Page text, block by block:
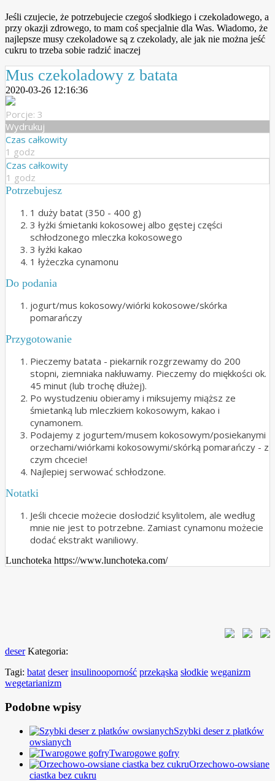
Jeśli czujecie, że potrzebujecie czegoś słodkiego i czekoladowego, a
przy okazji zdrowego, to mam coś specjalnie dla Was. Wiadomo, że
najlepsze musy czekoladowe są z czekolady, ale jak nie można jeść
cukru to trzeba sobie radzić inaczej
Mus czekoladowy z batata
2020-03-26 12:16:36
Porcje: 3
Wydrukuj
Czas całkowity
1 godz
Czas całkowity
1 godz
Potrzebujesz
1 duży batat (350 - 400 g)
3 łyżki śmietanki kokosowej albo gęstej części
schłodzonego mleczka kokosowego
3 łyżki kakao
1 łyżeczka cynamonu
Do podania
jogurt/mus kokosowy/wiórki kokosowe/skórka
pomarańczy
Przygotowanie
Pieczemy batata - piekarnik rozgrzewamy do 200
stopni, ziemniaka nakłuwamy. Pieczemy do miękkości ok.
45 minut (lub trochę dłużej).
Po wystudzeniu obieramy i miksujemy miąższ ze
śmietanką lub mleczkiem kokosowym, kakao i
cynamonem.
Podajemy z jogurtem/musem kokosowym/posiekanymi
orzechami/wiórkami kokosowymi/skórką pomarańczy - z
czym chcecie!
Najlepiej serwować schłodzone.
Notatki
Jeśli chcecie możecie dosłodzić ksylitolem, ale według
mnie nie jest to potrzebne. Zamiast cynamonu możecie
dodać ekstrakt waniliowy.
Lunchoteka https://www.lunchoteka.com/
deser Kategoria:
Tagi: batat deser insulinooporność przekąska słodkie weganizm
wegetarianizm
Podobne wpisy
Szybki deser z płatków
owsianych
Twarogowe gofry
Orzechowo-owsiane
ciastka bez cukru